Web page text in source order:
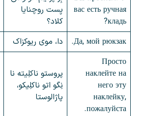
вас есть ручная
кладь?
یِست روچنایا
کلاد؟
Да, мой рюкзак.
دا، موی ریوکزاک
Просто
наклейте на
него эту
наклейку,
пожалуйста.
پروستو ناکلِیته نا
نِگو اتو ناکلِیکو،
پاژالوستا